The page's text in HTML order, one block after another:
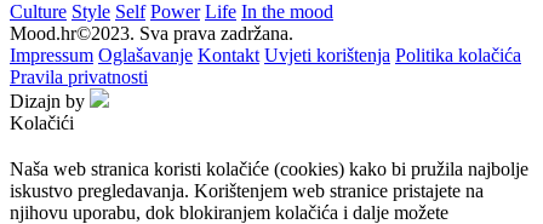
Culture Style Self Power Life In the mood
Mood.hr©2023. Sva prava zadržana.
Impressum Oglašavanje Kontakt Uvjeti korištenja Politika kolačića
Pravila privatnosti
Dizajn by
Kolačići
Naša web stranica koristi kolačiće (cookies) kako bi pružila najbolje
iskustvo pregledavanja. Korištenjem web stranice pristajete na
njihovu uporabu, dok blokiranjem kolačića i dalje možete